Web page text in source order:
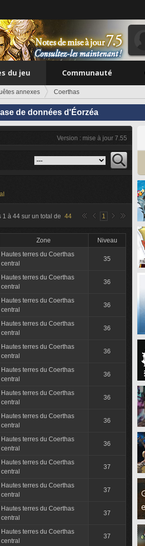
du jeu Communauté
annexes Coerthas
de données d'Éorzéa
Version : mise à jour 7.55
1 à 44 sur un total de 44 1
Zone Niveau
Hautes terres du Coerthas
central
35
Hautes terres du Coerthas
central
36
Hautes terres du Coerthas
central
36
Hautes terres du Coerthas
central
36
Hautes terres du Coerthas
central
36
Hautes terres du Coerthas
central
36
Hautes terres du Coerthas
central
36
Hautes terres du Coerthas
central
36
Hautes terres du Coerthas
central
36
Hautes terres du Coerthas
central
37
Hautes terres du Coerthas
central
37
Hautes terres du Coerthas
central
37
Hautes terres du Coerthas
central
37